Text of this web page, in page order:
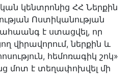
կենտրոնից ՀՀ Ներքին
Ոստիկանության
է ստացվել, որ
վիրավորում, ներքին և
հեմոռագիկ շոկ»
մոտ է տեղափոխվել մի